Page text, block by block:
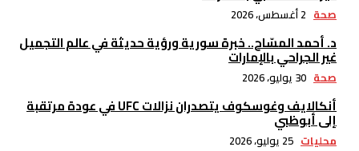
صحة 2 أغسطس، 2026
د. أحمد المسّاح.. خبرة سورية ورؤية حديثة في عالم التجميل
غير الجراحي بالإمارات
صحة 30 يوليو، 2026
أنكالايف وغوسكوف يتصدران نزالات UFC في عودة مرتقبة
إلى أبوظبي
محليات 25 يوليو، 2026